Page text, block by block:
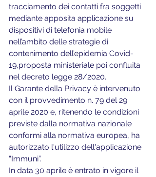
tracciamento dei contatti fra soggetti
mediante apposita applicazione su
dispositivi di telefonia mobile
nell’ambito delle strategie di
contenimento dell’epidemia Covid-
19,proposta ministeriale poi confluita
nel decreto legge 28/2020.
Il Garante della Privacy è intervenuto
con il provvedimento n. 79 del 29
aprile 2020 e, ritenendo le condizioni
previste dalla normativa nazionale
conformi alla normativa europea, ha
autorizzato l'utilizzo dell'applicazione
“Immuni”.
In data 30 aprile è entrato in vigore il